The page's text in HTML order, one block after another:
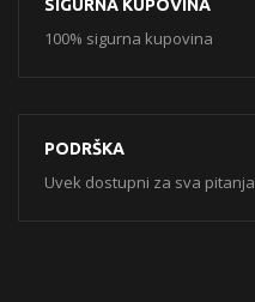
SIGURNA KUPOVINA
100% sigurna kupovina
PODRŠKA
Uvek dostupni za sva pitanja